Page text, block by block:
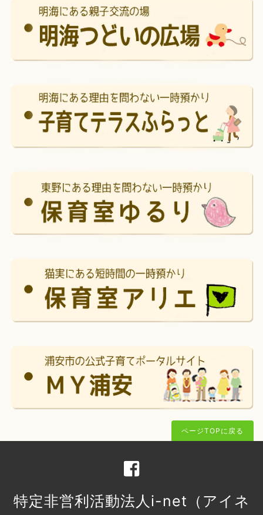
ページTOPに戻る
特定非営利活動法人i-net（アイネ